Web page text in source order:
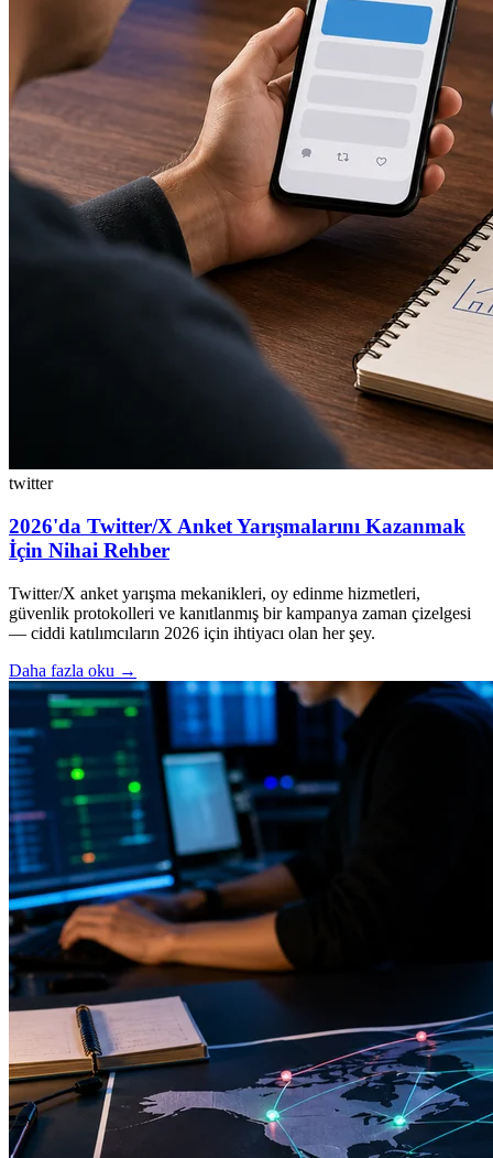
twitter
2026'da Twitter/X Anket Yarışmalarını Kazanmak
İçin Nihai Rehber
Twitter/X anket yarışma mekanikleri, oy edinme hizmetleri,
güvenlik protokolleri ve kanıtlanmış bir kampanya zaman çizelgesi
— ciddi katılımcıların 2026 için ihtiyacı olan her şey.
Daha fazla oku →